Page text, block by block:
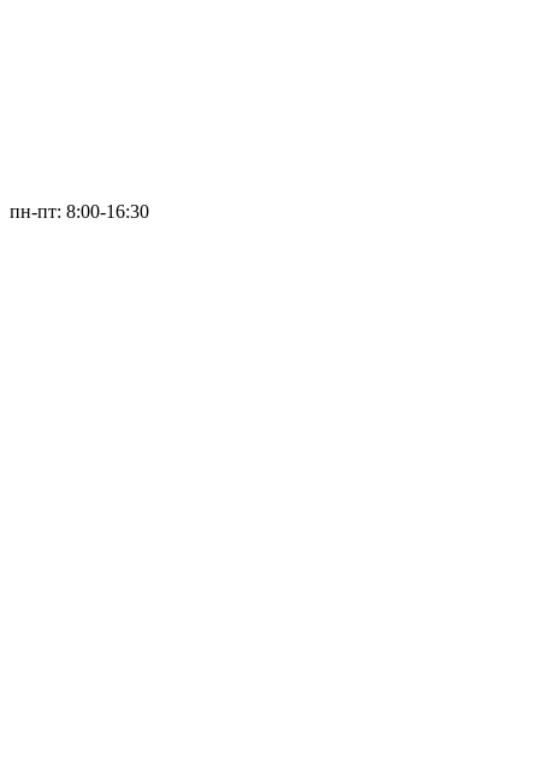
пн-пт: 8:00-16:30